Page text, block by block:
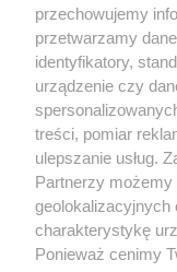
mogą prowadzić
W jaki
wywołują
Wirusy są
zdolności
powielenia się
czyli w
przechowujemy
przetwarzamy
identyfikatory,
urządzenie czy
treści, pomiar
ulepszanie usług.
Partnerzy możemy
geolokalizacyjnych
charakterystykę
Ponieważ cenimy